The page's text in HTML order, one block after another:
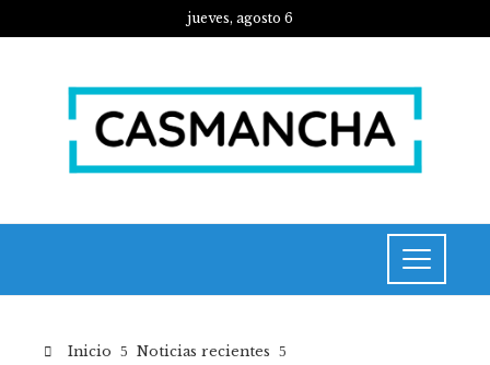
jueves, agosto 6
Inicio
Noticias recientes